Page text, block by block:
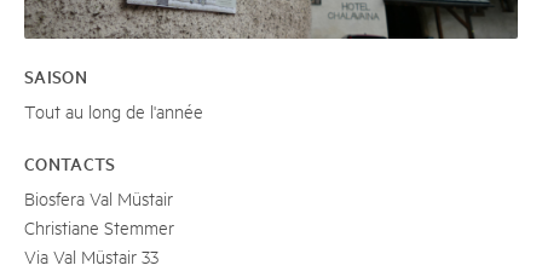
SAISON
Tout au long de l'année
CONTACTS
Biosfera Val Müstair
Christiane Stemmer
Via Val Müstair 33